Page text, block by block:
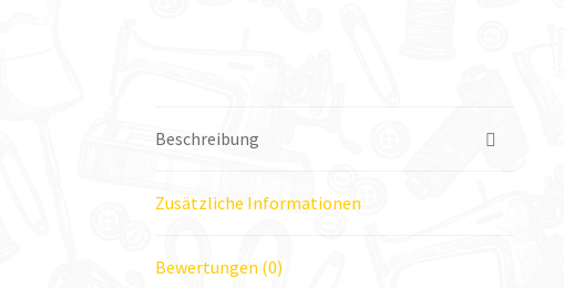
Beschreibung
Zusätzliche Informationen
Bewertungen (0)